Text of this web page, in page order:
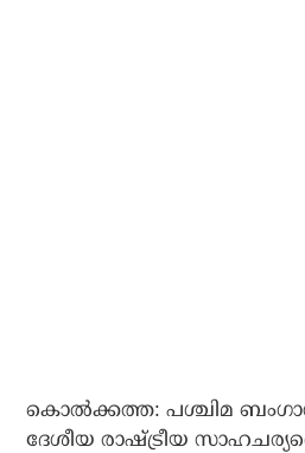
കൊല്‍ക്കത്ത: പശ്ചിമ
ദേശീയ രാഷ്ട്രീയ